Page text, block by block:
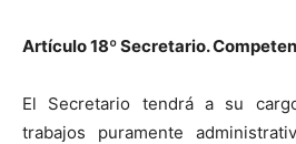
Artículo 18ºSecretario.
El Secretario tendrá a su
trabajos puramente